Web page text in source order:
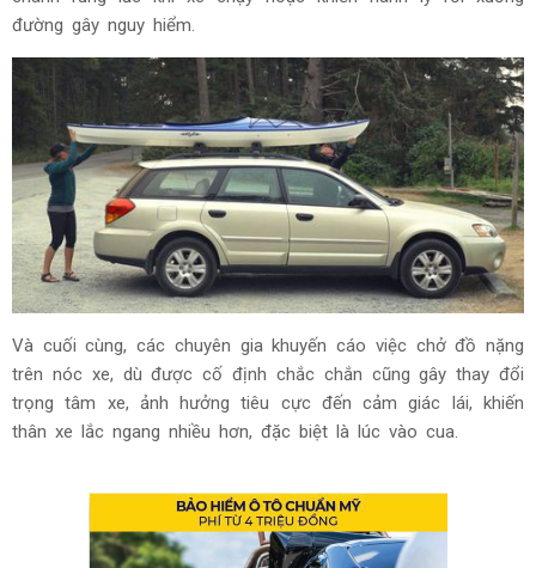
đường gây nguy hiểm.
Và cuối cùng, các chuyên gia khuyến cáo việc chở đồ nặng
trên nóc xe, dù được cố định chắc chắn cũng gây thay đổi
trọng tâm xe, ảnh hưởng tiêu cực đến cảm giác lái, khiến
thân xe lắc ngang nhiều hơn, đặc biệt là lúc vào cua.